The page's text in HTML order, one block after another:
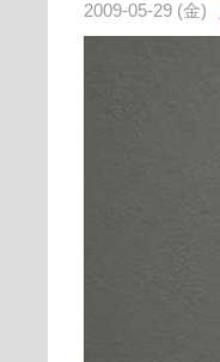
2009-05-29 (金)